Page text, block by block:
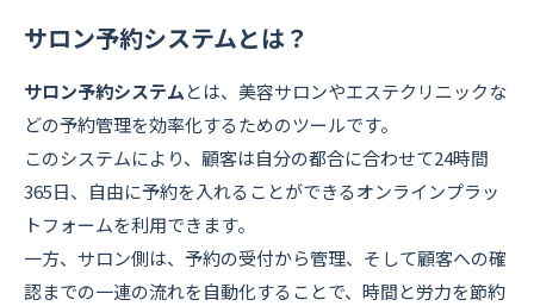
サロン予約システムとは？
サロン予約システムとは、美容サロンやエステクリニックな
どの予約管理を効率化するためのツールです。
このシステムにより、顧客は自分の都合に合わせて24時間
365日、自由に予約を入れることができるオンラインプラッ
トフォームを利用できます。
一方、サロン側は、予約の受付から管理、そして顧客への確
認までの一連の流れを自動化することで、時間と労力を節約